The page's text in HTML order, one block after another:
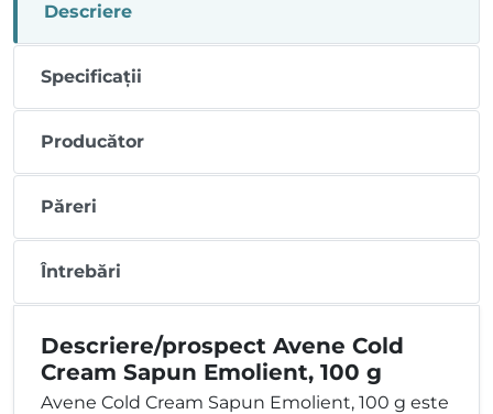
Descriere
Specificații
Producător
Păreri
Întrebări
Descriere/prospect Avene Cold
Cream Sapun Emolient, 100 g
Avene Cold Cream Sapun Emolient, 100 g este